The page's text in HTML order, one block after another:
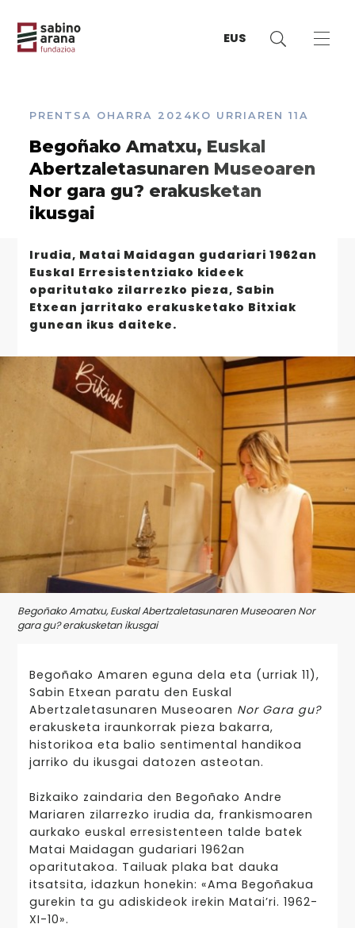
EUS
PRENTSA OHARRA 2024KO URRIAREN 11A
Begoñako Amatxu, Euskal
Abertzaletasunaren Museoaren
Nor gara gu? erakusketan
ikusgai
Irudia, Matai Maidagan gudariari 1962an
Euskal Erresistentziako kideek
oparitutako zilarrezko pieza, Sabin
Etxean jarritako erakusketako Bitxiak
gunean ikus daiteke.
Begoñako Amatxu, Euskal Abertzaletasunaren Museoaren Nor
gara gu? erakusketan ikusgai
Begoñako Amaren eguna dela eta (urriak 11),
Sabin Etxean paratu den Euskal
Abertzaletasunaren Museoaren Nor Gara gu?
erakusketa iraunkorrak pieza bakarra,
historikoa eta balio sentimental handikoa
jarriko du ikusgai datozen asteotan.
Bizkaiko zaindaria den Begoñako Andre
Mariaren zilarrezko irudia da, frankismoaren
aurkako euskal erresistenteen talde batek
Matai Maidagan gudariari 1962an
oparitutakoa. Tailuak plaka bat dauka
itsatsita, idazkun honekin: «Ama Begoñakua
gurekin ta gu adiskideok irekin Matai’ri. 1962-
XI-10».